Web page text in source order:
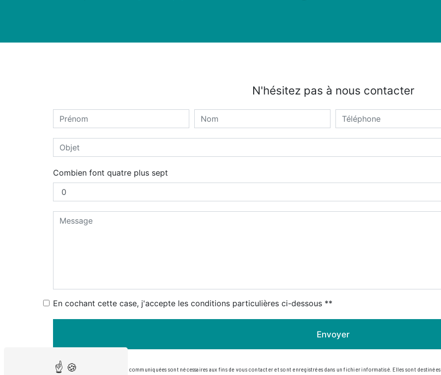
N'hésitez pas à nous contacter
Combien font quatre plus sept
En cochant cette case, j'accepte les conditions particulières ci-dessous **
Envoyer
** Les données personnelles communiquées sont nécessaires aux fins de vous contacter et sont enregistrées dans un fichier informatisé. Elles sont